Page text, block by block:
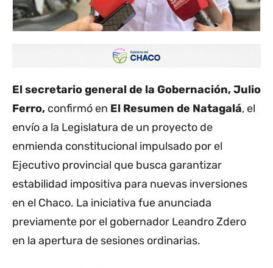
El secretario general de la Gobernación, Julio
Ferro, confirmó en El Resumen de Natagalá, el
envío a la Legislatura de un proyecto de
enmienda constitucional impulsado por el
Ejecutivo provincial que busca garantizar
estabilidad impositiva para nuevas inversiones
en el Chaco. La iniciativa fue anunciada
previamente por el gobernador Leandro Zdero
en la apertura de sesiones ordinarias.